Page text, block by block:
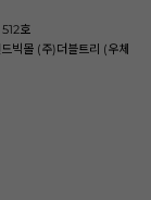
호
빅몰 (주)더블트리 (우체